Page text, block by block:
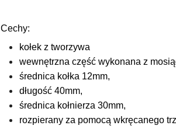
Cechy:
kołek z tworzywa
wewnętrzna część wykonana z
średnica kołka 12mm,
długość 40mm,
średnica kołnierza 30mm,
rozpierany za pomocą wkręcanego